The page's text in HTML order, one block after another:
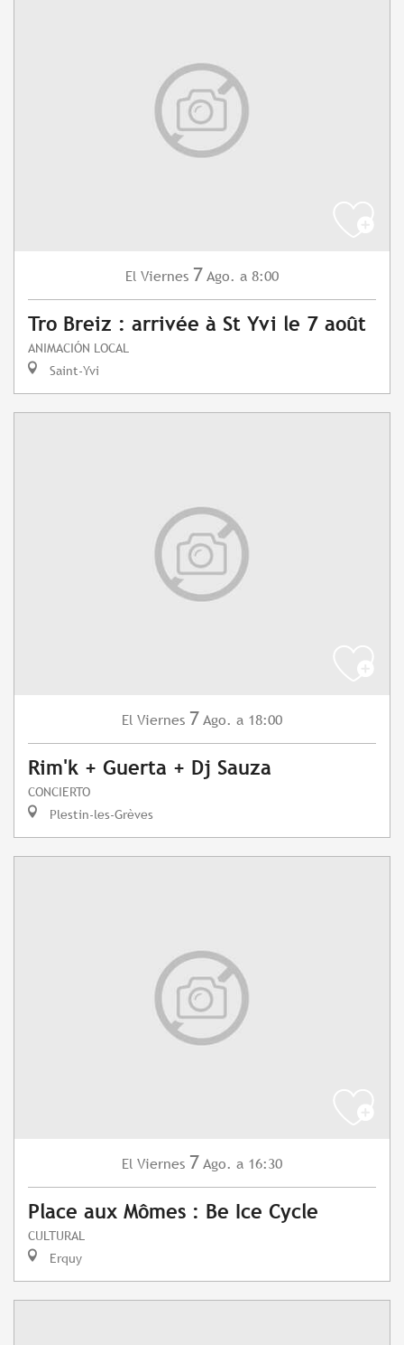
El Viernes 7 Ago. a 8:00
Tro Breiz : arrivée à St Yvi le 7 août
ANIMACIÓN LOCAL
Saint-Yvi
El Viernes 7 Ago. a 18:00
Rim'k + Guerta + Dj Sauza
CONCIERTO
Plestin-les-Grèves
El Viernes 7 Ago. a 16:30
Place aux Mômes : Be Ice Cycle
CULTURAL
Erquy